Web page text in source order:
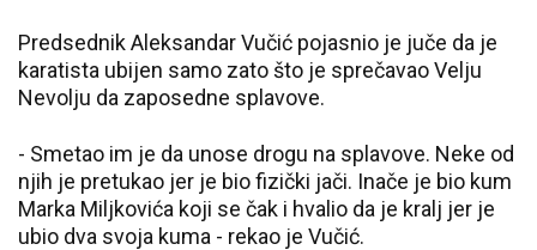
Predsednik Aleksandar Vučić pojasnio je juče da je
karatista ubijen samo zato što je sprečavao Velju
Nevolju da zaposedne splavove.
- Smetao im je da unose drogu na splavove. Neke od
njih je pretukao jer je bio fizički jači. Inače je bio kum
Marka Miljkovića koji se čak i hvalio da je kralj jer je
ubio dva svoja kuma - rekao je Vučić.